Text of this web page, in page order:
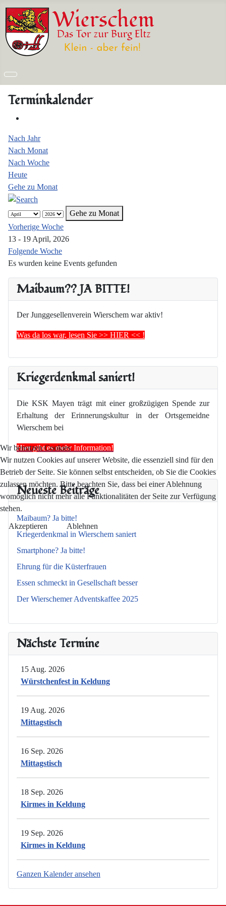
Maibaum?? JA BITTE!
Der Junggesellenverein Wierschem war aktiv!
Was da los war, lesen Sie >> HIER << !
Kriegerdenkmal saniert!
Die KSK Mayen trägt mit einer großzügigen Spende zur
Erhaltung der Erinnerungskultur in der Ortsgemeidne
Wierschem bei
Hier gibt es mehr Information!
Neueste Beiträge
Maibaum? Ja bitte!
Kriegerdenkmal in Wierschem saniert
Smartphone? Ja bitte!
Ehrung für die Küsterfrauen
Essen schmeckt in Gesellschaft besser
Der Wierschemer Adventskaffee 2025
Nächste Termine
15 Aug. 2026
Würstchenfest in Keldung
19 Aug. 2026
Mittagstisch
16 Sep. 2026
Mittagstisch
18 Sep. 2026
Kirmes in Keldung
19 Sep. 2026
Kirmes in Keldung
Ganzen Kalender ansehen
Terminkalender
Nach Jahr
Nach Monat
Nach Woche
Heute
Gehe zu Monat
Gehe zu Monat
Vorherige Woche
13 - 19 April, 2026
Folgende Woche
Es wurden keine Events gefunden
Wir benutzen Cookies
Wir nutzen Cookies auf unserer Website, die essenziell sind für den
Betrieb der Seite. Sie können selbst entscheiden, ob Sie die Cookies
zulassen möchten. Bitte beachten Sie, dass bei einer Ablehnung
womöglich nicht mehr alle Funktionalitäten der Seite zur Verfügung
stehen.
Akzeptieren Ablehnen